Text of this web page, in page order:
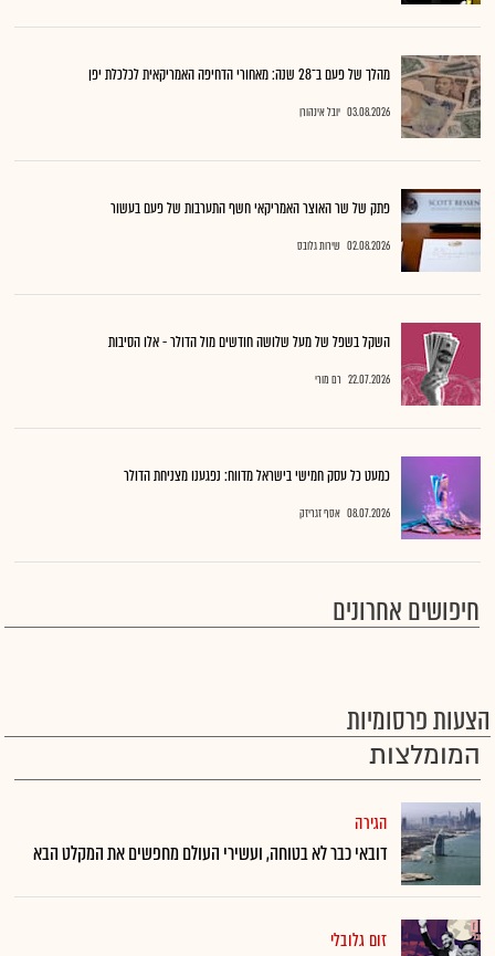
מהלך של פעם ב־28 שנה: מאחורי הדחיפה האמריקאית לכלכלת יפן
03.08.2026 יובל אינהורן
פתק של שר האוצר האמריקאי חשף התערבות של פעם בעשור
02.08.2026 שירות גלובס
השקל בשפל של מעל שלושה חודשים מול הדולר - אלו הסיבות
22.07.2026 רם מורי
כמעט כל עסק חמישי בישראל מדווח: נפגענו מצניחת הדולר
08.07.2026 אסף זגריזק
חיפושים אחרונים
הצעות פרסומיות
המומלצות
הגירה
דובאי כבר לא בטוחה, ועשירי העולם מחפשים את המקלט הבא
זום גלובלי